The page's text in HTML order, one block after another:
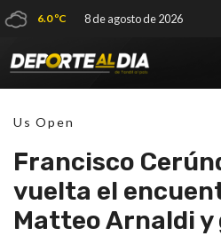
6.0 ºC 8 de agosto de 2026
Us Open
Francisco
vuelta el
Matteo Arnaldi y